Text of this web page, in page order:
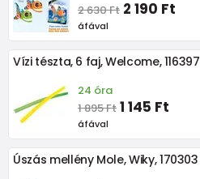
2 630 Ft 2 190 Ft
áfával
Vízi tészta, 6 faj, Welcome, 116397
24 óra
1 895 Ft 1 145 Ft
áfával
Úszás mellény Mole, Wiky, 170303